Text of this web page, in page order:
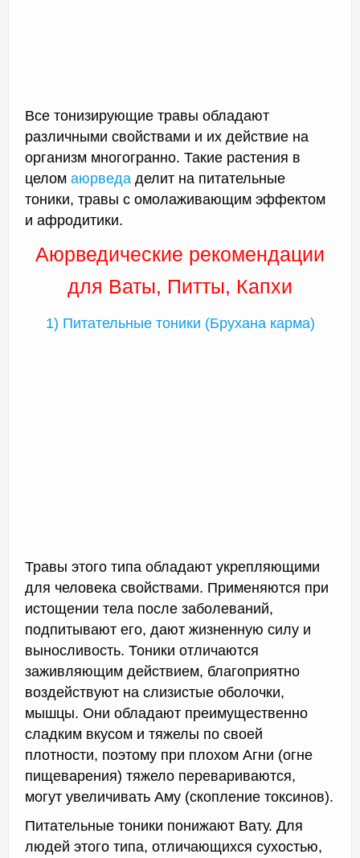
Йога для начинающих
Триггерные точки
Контакты
Все тонизирующие травы обладают
различными свойствами и их действие на
организм многогранно. Такие растения в
целом аюрведа делит на питательные
тоники, травы с омолаживающим эффектом
и афродитики.
Аюрведические рекомендации
для Ваты, Питты, Капхи
1) Питательные тоники (Брухана карма)
Травы этого типа обладают укрепляющими
для человека свойствами. Применяются при
истощении тела после заболеваний,
подпитывают его, дают жизненную силу и
выносливость. Тоники отличаются
заживляющим действием, благоприятно
воздействуют на слизистые оболочки,
мышцы. Они обладают преимущественно
сладким вкусом и тяжелы по своей
плотности, поэтому при плохом Агни (огне
пищеварения) тяжело перевариваются,
могут увеличивать Аму (скопление токсинов).
Питательные тоники понижают Вату. Для
людей этого типа, отличающихся сухостью,